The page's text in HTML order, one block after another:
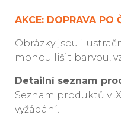
AKCE: DOPRAVA PO
Obrázky jsou
mohou lišit barvou,
Detailní seznam
Seznam produktů v
vyžádání.